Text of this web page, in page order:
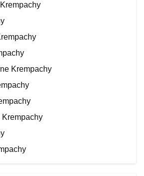
Krempachy
Krempachy